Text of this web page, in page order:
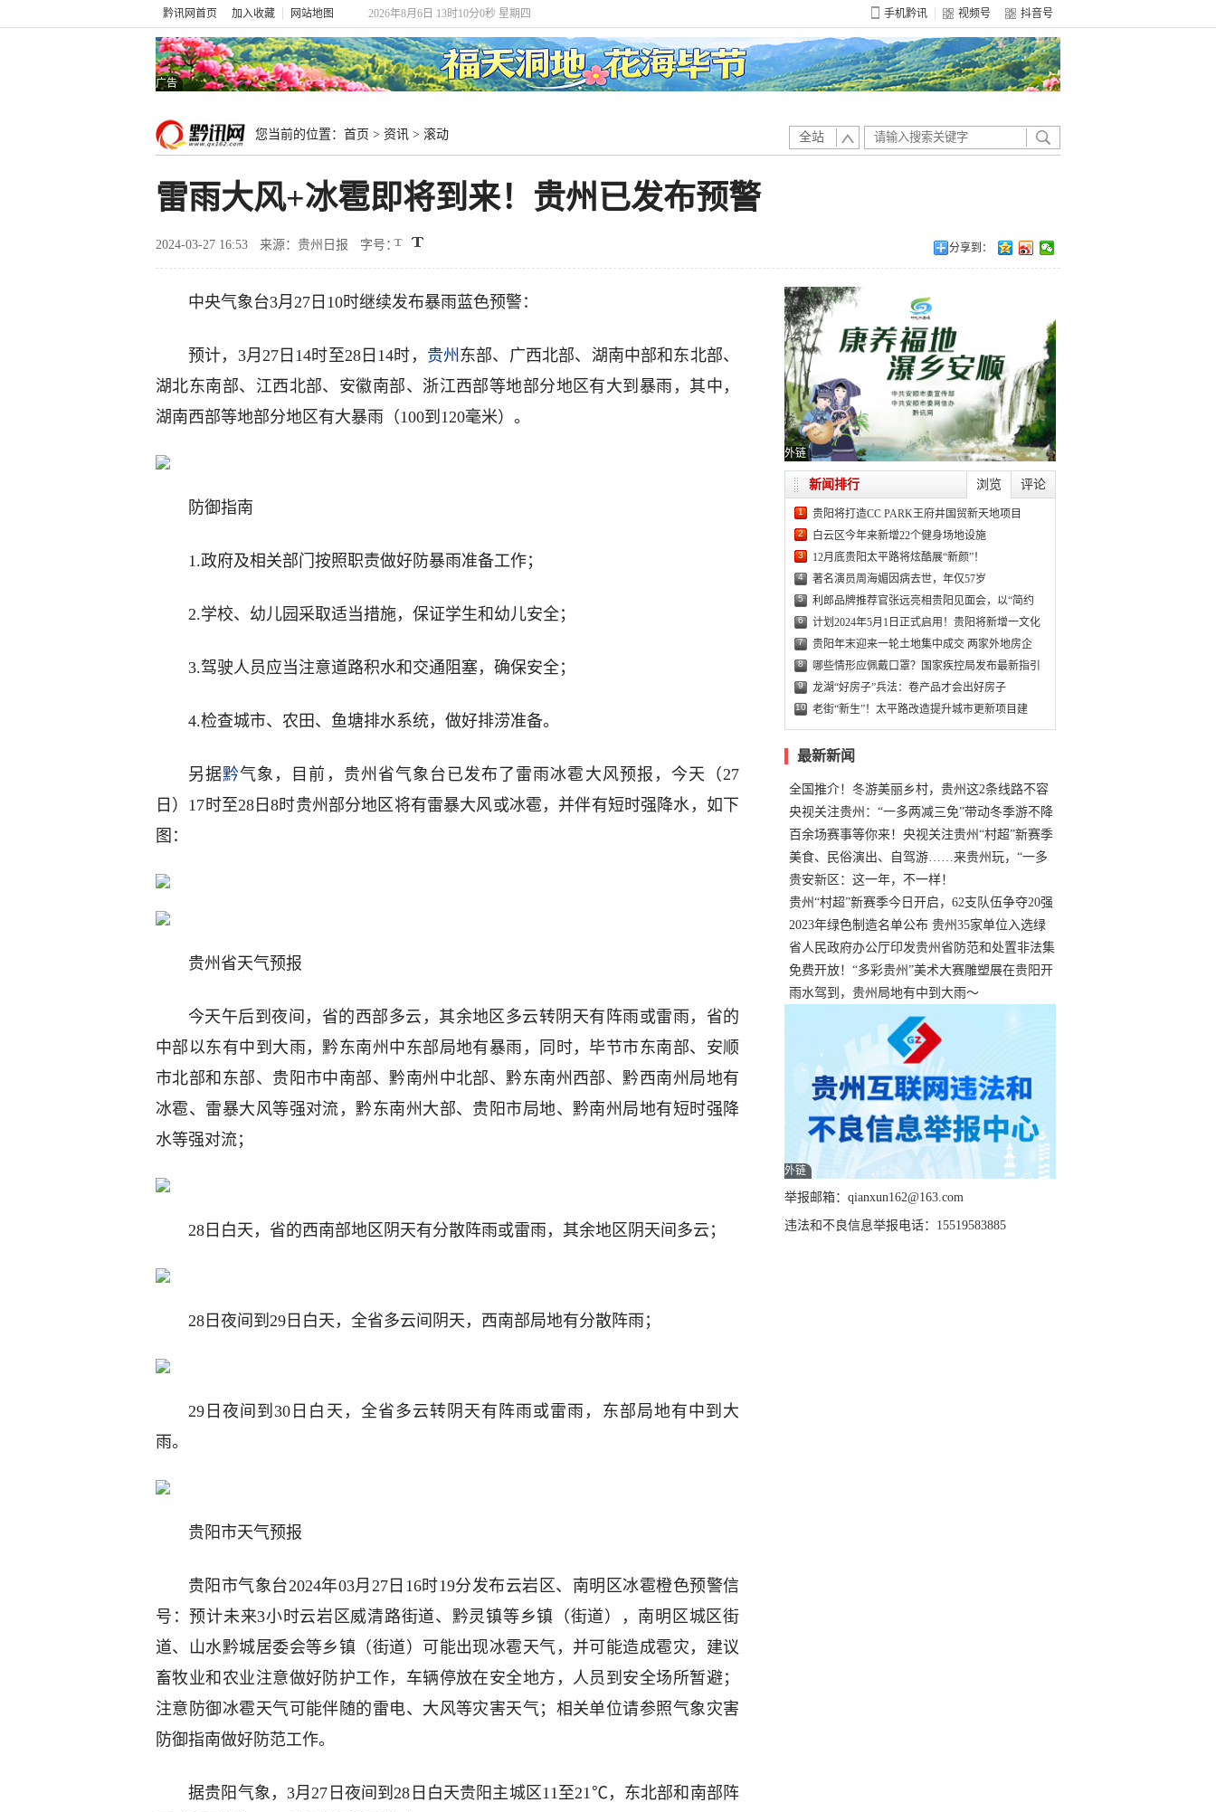
黔讯网首页 加入收藏 网站地图 2026年8月6日 13时10分1秒 星期四 手机黔讯 视频号 抖音号
广告
您当前的位置： 首页 > 资讯 > 滚动 全站
雷雨大风+冰雹即将到来！贵州已发布预警
2024-03-27 16:53 来源：贵州日报 字号： 分享到：
中央气象台3月27日10时继续发布暴雨蓝色预警：
预计，3月27日14时至28日14时， 贵州 东部、广西北部、湖南中部和东北部、
湖北东南部、江西北部、安徽南部、浙江西部等地部分地区有大到暴雨，其中，
湖南西部等地部分地区有大暴雨（100到120毫米）。
防御指南
1.政府及相关部门按照职责做好防暴雨准备工作；
2.学校、幼儿园采取适当措施，保证学生和幼儿安全；
3.驾驶人员应当注意道路积水和交通阻塞，确保安全；
4.检查城市、农田、鱼塘排水系统，做好排涝准备。
另据黔气象，目前，贵州省气象台已发布了雷雨冰雹大风预报，今天（27
日）17时至28日8时贵州部分地区将有雷暴大风或冰雹，并伴有短时强降水，如下
图：
贵州省天气预报
今天午后到夜间，省的西部多云，其余地区多云转阴天有阵雨或雷雨，省的
中部以东有中到大雨，黔东南州中东部局地有暴雨，同时，毕节市东南部、安顺
市北部和东部、贵阳市中南部、黔南州中北部、黔东南州西部、黔西南州局地有
冰雹、雷暴大风等强对流，黔东南州大部、贵阳市局地、黔南州局地有短时强降
水等强对流；
28日白天，省的西南部地区阴天有分散阵雨或雷雨，其余地区阴天间多云；
28日夜间到29日白天，全省多云间阴天，西南部局地有分散阵雨；
29日夜间到30日白天，全省多云转阴天有阵雨或雷雨，东部局地有中到大
雨。
贵阳市天气预报
贵阳市气象台2024年03月27日16时19分发布云岩区、南明区冰雹橙色预警信
号：预计未来3小时云岩区威清路街道、黔灵镇等乡镇（街道），南明区城区街
道、山水黔城居委会等乡镇（街道）可能出现冰雹天气，并可能造成雹灾，建议
畜牧业和农业注意做好防护工作，车辆停放在安全地方，人员到安全场所暂避；
注意防御冰雹天气可能伴随的雷电、大风等灾害天气；相关单位请参照气象灾害
防御指南做好防范工作。
据贵阳气象，3月27日夜间到28日白天贵阳主城区11至21℃，东北部和南部阵
外链
浏览 评论
新闻排行
1 贵阳将打造CC PARK王府井国贸新天地项目
2 白云区今年来新增22个健身场地设施
3 12月底贵阳太平路将炫酷展“新颜”！
4 著名演员周海媚因病去世，年仅57岁
5 利郎品牌推荐官张远亮相贵阳见面会，以“简约
6 计划2024年5月1日正式启用！贵阳将新增一文化
7 贵阳年末迎来一轮土地集中成交 两家外地房企
8 哪些情形应佩戴口罩？国家疾控局发布最新指引
9 龙湖“好房子”兵法：卷产品才会出好房子
10 老街“新生”！太平路改造提升城市更新项目建
最新新闻
全国推介！冬游美丽乡村，贵州这2条线路不容
错过
央视关注贵州：“一多两减三免”带动冬季游不降
温
百余场赛事等你来！央视关注贵州“村超”新赛季
正式“打响”
美食、民俗演出、自驾游……来贵州玩，“一多
两减三免”！
贵安新区：这一年，不一样！
贵州“村超”新赛季今日开启，62支队伍争夺20强
名额
2023年绿色制造名单公布 贵州35家单位入选绿
色工厂
省人民政府办公厅印发贵州省防范和处置非法集
资工作实施细则
免费开放！“多彩贵州”美术大赛雕塑展在贵阳开
展，持续至1月19日
雨水驾到，贵州局地有中到大雨～
外链
举报邮箱：qianxun162@163.com
违法和不良信息举报电话：15519583885